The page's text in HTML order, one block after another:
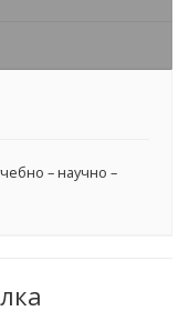
– научно –